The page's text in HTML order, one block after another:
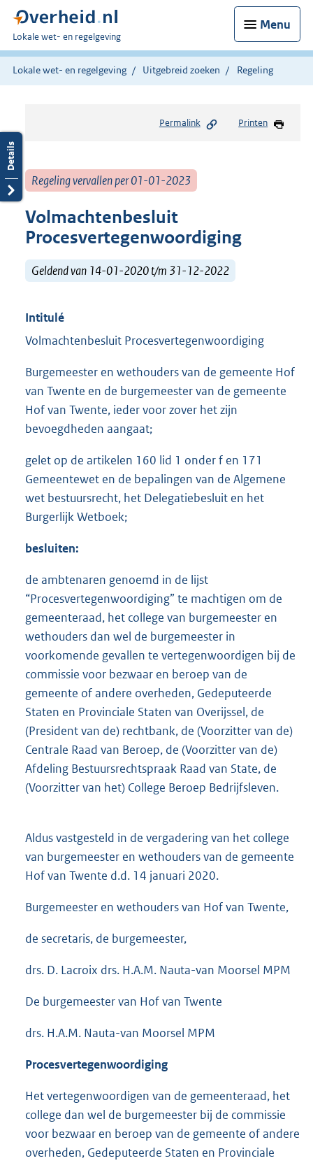
Menu
U
bent
hier:
Lokale wet- en regelgeving
Lokale wet- en regelgeving Uitgebreid zoeken Regeling
Permalink Printen
Regeling vervallen per 01-01-2023
Volmachtenbesluit
Procesvertegenwoordiging
Geldend van 14-01-2020 t/m 31-12-2022
Intitulé
Volmachtenbesluit Procesvertegenwoordiging
Burgemeester en wethouders van de gemeente Hof
van Twente en de burgemeester van de gemeente
Hof van Twente, ieder voor zover het zijn
bevoegdheden aangaat;
gelet op de artikelen 160 lid 1 onder f en 171
Gemeentewet en de bepalingen van de Algemene
wet bestuursrecht, het Delegatiebesluit en het
Burgerlijk Wetboek;
besluiten:
de ambtenaren genoemd in de lijst
“Procesvertegenwoordiging” te machtigen om de
gemeenteraad, het college van burgemeester en
wethouders dan wel de burgemeester in
voorkomende gevallen te vertegenwoordigen bij de
commissie voor bezwaar en beroep van de
gemeente of andere overheden, Gedeputeerde
Staten en Provinciale Staten van Overijssel, de
(President van de) rechtbank, de (Voorzitter van de)
Centrale Raad van Beroep, de (Voorzitter van de)
Afdeling Bestuursrechtspraak Raad van State, de
(Voorzitter van het) College Beroep Bedrijfsleven.
Aldus vastgesteld in de vergadering van het college
van burgemeester en wethouders van de gemeente
Hof van Twente d.d. 14 januari 2020.
Burgemeester en wethouders van Hof van Twente,
de secretaris, de burgemeester,
drs. D. Lacroix drs. H.A.M. Nauta-van Moorsel MPM
De burgemeester van Hof van Twente
drs. H.A.M. Nauta-van Moorsel MPM
Procesvertegenwoordiging
Het vertegenwoordigen van de gemeenteraad, het
college dan wel de burgemeester bij de commissie
voor bezwaar en beroep van de gemeente of andere
overheden, Gedeputeerde Staten en Provinciale